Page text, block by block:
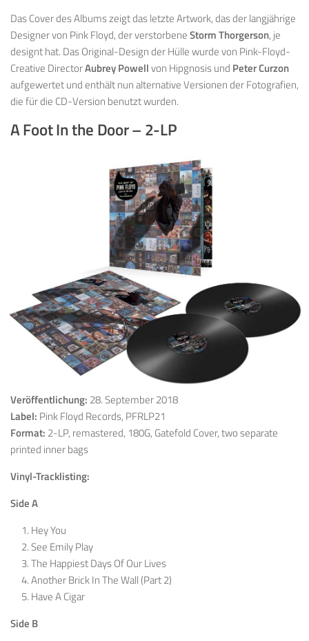
Das Cover des Albums zeigt das letzte Artwork, das der langjährige
Designer von Pink Floyd, der verstorbeneStorm Thorgerson, je
designt hat. Das Original-Design der Hülle wurde von Pink-Floyd-
Creative DirectorAubrey Powellvon Hipgnosis und Peter Curzon
aufgewertet und enthält nun alternative Versionen der Fotografien,
die für die CD-Version benutzt wurden.
A Foot In the Door – 2-LP
Veröffentlichung: 28. September 2018
Label: Pink Floyd Records, PFRLP21
Format: 2-LP, remastered, 180G, Gatefold Cover, two separate
printed inner bags
Vinyl-Tracklisting:
Side A
Hey You
See Emily Play
The Happiest Days Of Our Lives
Another Brick In The Wall (Part 2)
Have A Cigar
Side B